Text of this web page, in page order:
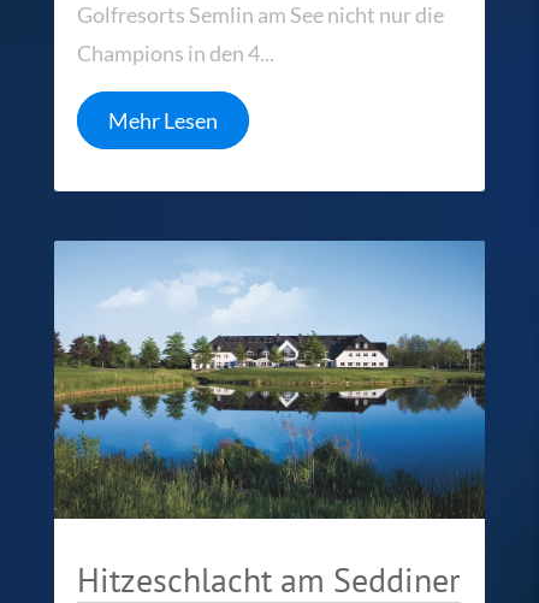
Golfresorts Semlin am See nicht nur die
Champions in den 4...
Mehr Lesen
Hitzeschlacht am Seddiner